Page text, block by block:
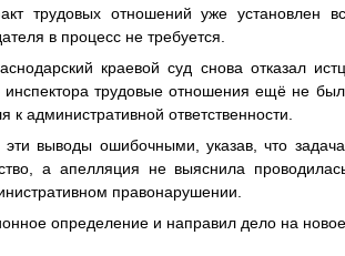
трудовых отношений уже установлен
в процесс не требуется.
краевой суд снова отказал
инспектора трудовые отношения ещё не
к административной ответственности.
выводы ошибочными, указав, что
а апелляция не выяснила
правонарушении.
определение и направил дело на